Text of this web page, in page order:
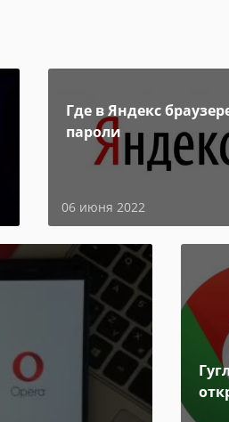
Где в Яндекс
пароли
06 июня 2022